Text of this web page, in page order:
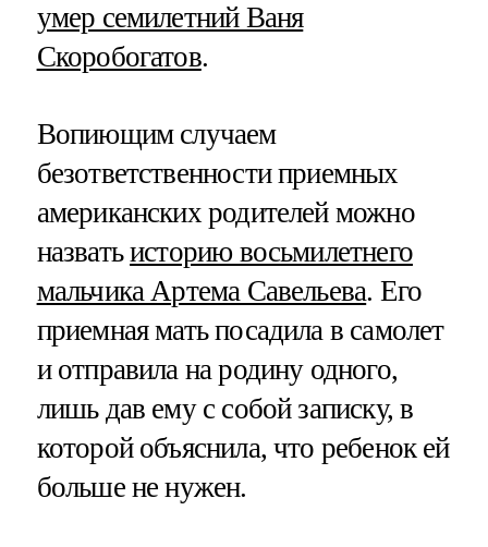
умер семилетний Ваня
Скоробогатов.
Вопиющим случаем
безответственности приемных
американских родителей можно
назватьисторию восьмилетнего
мальчика Артема Савельева. Его
приемная мать посадила в самолет
и отправила на родину одного,
лишь дав ему с собой записку, в
которой объяснила, что ребенок ей
больше не нужен.